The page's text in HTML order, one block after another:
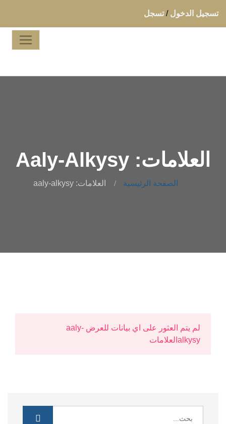
تسجيل الدخول / تسجل
العلامات: Aaly-Alkysy
الصفحة الرئيسية العلامات: aaly-alkysy
لم يتم العثور على اي بيانات للعرض aaly-
alkysyالعلامات